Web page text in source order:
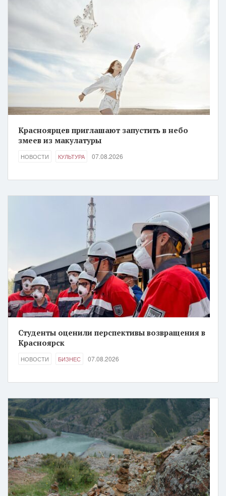
Красноярцев приглашают запустить в небо
змеев из макулатуры
НОВОСТИ КУЛЬТУРА 07.08.2026
Студенты оценили перспективы возвращения в
Красноярск
НОВОСТИ БИЗНЕС 07.08.2026